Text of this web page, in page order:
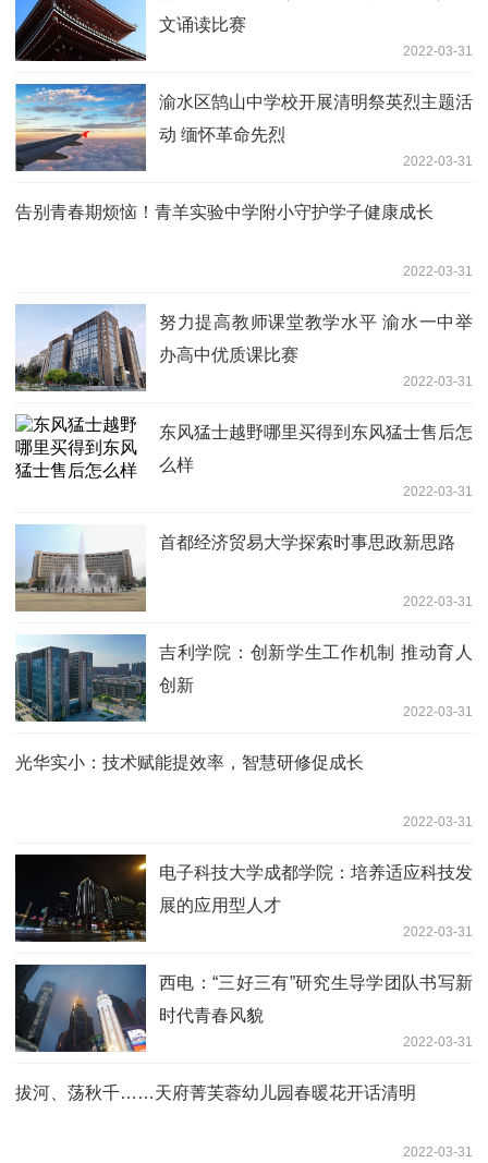
文诵读比赛
2022-03-31
渝水区鹄山中学校开展清明祭英烈主题活
动 缅怀革命先烈
2022-03-31
告别青春期烦恼！青羊实验中学附小守护学子健康成长
2022-03-31
努力提高教师课堂教学水平 渝水一中举
办高中优质课比赛
2022-03-31
东风猛士越野哪里买得到东风猛士售后怎
么样
2022-03-31
首都经济贸易大学探索时事思政新思路
2022-03-31
吉利学院：创新学生工作机制 推动育人
创新
2022-03-31
光华实小：技术赋能提效率，智慧研修促成长
2022-03-31
电子科技大学成都学院：培养适应科技发
展的应用型人才
2022-03-31
西电：“三好三有”研究生导学团队书写新
时代青春风貌
2022-03-31
拔河、荡秋千……天府菁芙蓉幼儿园春暖花开话清明
2022-03-31